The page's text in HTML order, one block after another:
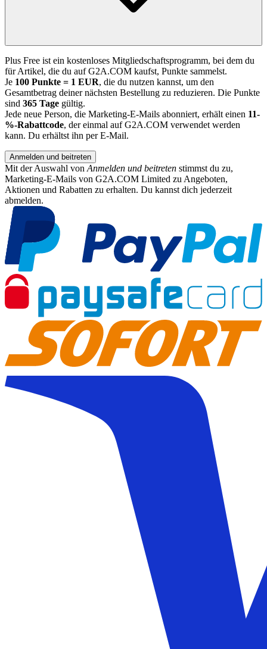
Plus Free ist ein kostenloses Mitgliedschaftsprogramm, bei dem du
für Artikel, die du auf G2A.COM kaufst, Punkte sammelst.
Je 100 Punkte = 1 EUR, die du nutzen kannst, um den
Gesamtbetrag deiner nächsten Bestellung zu reduzieren. Die Punkte
sind 365 Tage gültig.
Jede neue Person, die Marketing-E-Mails abonniert, erhält einen 11-
%-Rabattcode, der einmal auf G2A.COM verwendet werden
kann. Du erhältst ihn per E-Mail.
Anmelden und beitreten
Mit der Auswahl vonAnmelden und beitreten stimmst du zu,
Marketing-E-Mails von G2A.COM Limited zu Angeboten,
Aktionen und Rabatten zu erhalten. Du kannst dich jederzeit
abmelden.